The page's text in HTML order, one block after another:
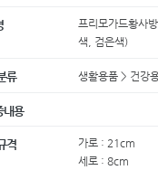
프리모가드황사
색, 검은색)
류 생활용품 > 건강
내용
격
가로 : 21cm
세로 : 8cm